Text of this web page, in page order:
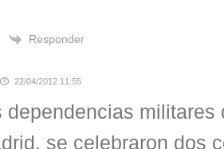
Responder
22/04/2012 11:55
dependencias militares
se celebraron dos